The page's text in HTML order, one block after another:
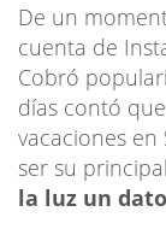
De un
cuenta de
Cobró
días contó
vacaciones
ser su
la luz un